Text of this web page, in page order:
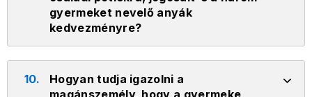
gyermeket nevelő anyák
kedvezményre?
10.
Hogyan tudja igazolni a
magánszemély, hogy a gyermeke